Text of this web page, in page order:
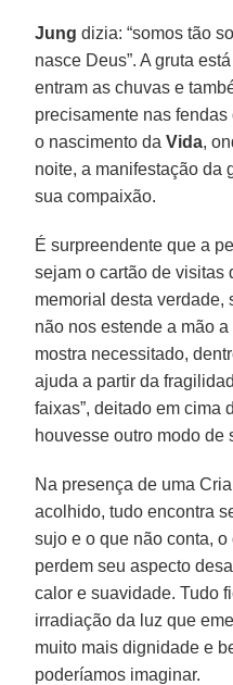
Jung dizia: “somos tão
nasce Deus”. A gruta
entram as chuvas e
precisamente nas
o nascimento da Vida,
noite, a manifestação da
sua compaixão.
É surpreendente que a
sejam o cartão de visitas
memorial desta verdade,
não nos estende a mão
mostra necessitado,
ajuda a partir da
faixas”, deitado em cima
houvesse outro modo de
Na presença de uma
acolhido, tudo encontra
sujo e o que não conta,
perdem seu aspecto
calor e suavidade. Tudo
irradiação da luz que
muito mais dignidade e
poderíamos imaginar.